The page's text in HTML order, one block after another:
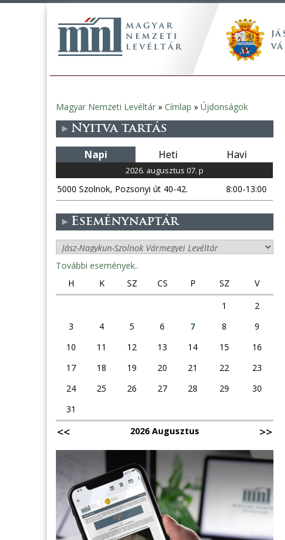
Jelenlegi
hely
Magyar Nemzeti Levéltár » Címlap » Újdonságok
Nyitva tartás
Napi Heti Havi
2026. augusztus 07. p
5000 Szolnok, Pozsonyi út 40-42. 8:00-13:00
Eseménynaptár
További események..
H
K SZ CS P SZ
V
1
2
3
4 5 6 7 8
9
10
11 12 13 14 15
16
17
18 19 20 21 22
23
24
25 26 27 28 29
30
31
2026 Augusztus